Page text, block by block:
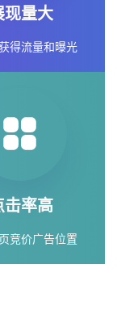
现量大
得流量和曝光
击率高
竞价广告位置